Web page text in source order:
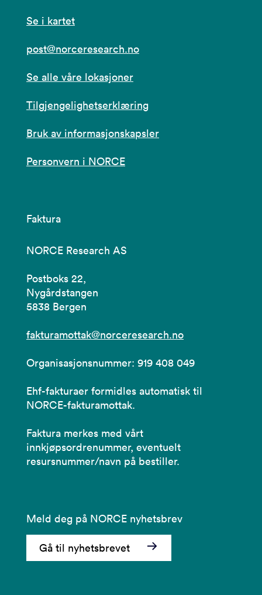
Se i kartet
post@norceresearch.no
Se alle våre lokasjoner
Tilgjengelighetserklæring
Bruk av informasjonskapsler
Personvern i NORCE
Faktura
NORCE Research AS
Postboks 22,
Nygårdstangen
5838 Bergen
fakturamottak@norceresearch.no
Organisasjonsnummer: 919 408 049
Ehf-fakturaer formidles automatisk til
NORCE-fakturamottak.
Faktura merkes med vårt
innkjøpsordrenummer, eventuelt
resursnummer/navn på bestiller.
Meld deg på NORCE nyhetsbrev
Gå til nyhetsbrevet